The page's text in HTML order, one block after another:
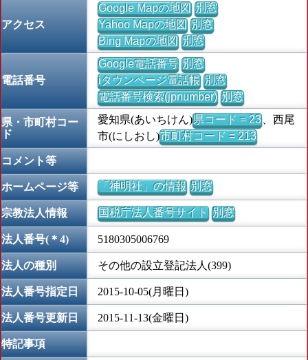
アクセス
Google Mapの地図 別窓
Yahoo Mapの地図 別窓
Bing Mapの地図 別窓
電話番号
Google電話番号 別窓
iタウンページ電話帳 別窓
電話番号検索(jpnumber) 別窓
県・市町村コー
ド
愛知県(あいちけん)県コード = 23、西尾
市(にしおし)市町村コード = 213
コメント等
ホームページ等 「神明社」の情報 別窓
宗教法人情報 国税庁法人番号サイト 別窓
法人番号(＊4) 5180305006769
法人の種別 その他の設立登記法人(399)
法人番号指定日 2015-10-05(月曜日)
法人番号更新日 2015-11-13(金曜日)
特記事項